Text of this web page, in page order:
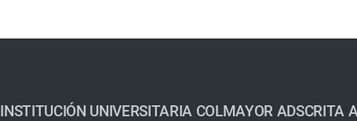
INSTITUCIÓN UNIVERSITARIA COLMAYOR ADSCRITA